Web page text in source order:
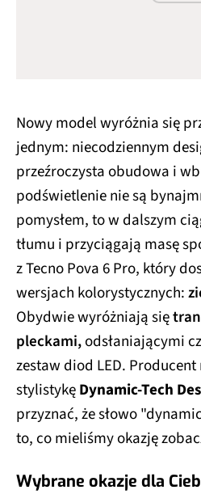
Nowy model wyróżnia się
jednym: niecodziennym
przeźroczysta obudowa i
podświetlenie nie są
pomysłem, to w dalszym
tłumu i przyciągają masę
z Tecno Pova 6 Pro, który
wersjach kolorystycznych:
Obydwie wyróżniają się
pleckami,odsłaniającymi
zestaw diod LED.
stylistykęDynamic-Tech
przyznać, że słowo
to, co mieliśmy okazję
Wybrane okazje dla